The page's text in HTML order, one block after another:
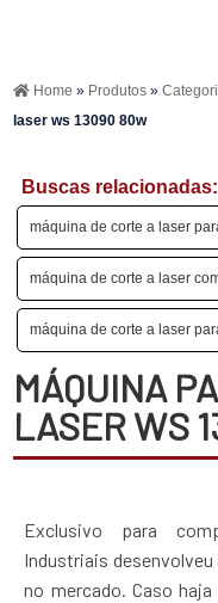
Home » Produtos»
laser ws 13090 80w
Buscas relacionadas:
máquina de corte a laser
máquina de corte a laser
máquina de corte a laser
MÁQUINA
LASER WS
Exclusivo para
Industriais
no mercado. Caso